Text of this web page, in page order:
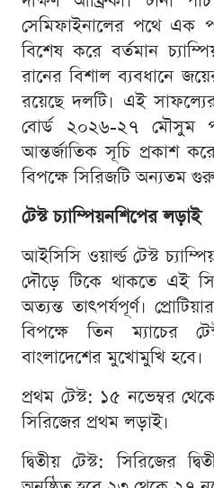
সেমিফাইনালের পথে এক
বিশেষ করে বর্তমান
রানের বিশাল ব্যবধানে
রয়েছে দলটি। এই
বোর্ড ২০২৬-২৭ মৌসুম
আন্তর্জাতিক সূচি প্রকাশ
বিপক্ষে সিরিজটি অন্যতম
টেস্ট চ্যাম্পিয়নশিপের লড়াই
আইসিসি ওয়ার্ল্ড টেস্ট
দৌড়ে টিকে থাকতে এই
অত্যন্ত তাৎপর্যপূর্ণ।
বিপক্ষে তিন ম্যাচের
বাংলাদেশের মুখোমুখি হবে।
প্রথম টেস্ট: ১৫ নভেম্বর
সিরিজের প্রথম লড়াই।
দ্বিতীয় টেস্ট: সিরিজের